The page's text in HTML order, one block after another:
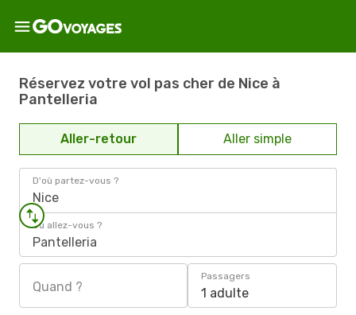
Réservez votre vol pas cher de Nice à
Pantelleria
Aller-retour Aller simple
D'où partez-vous ?
Nice
Où allez-vous ?
Pantelleria
Quand ?
Passagers
1 adulte